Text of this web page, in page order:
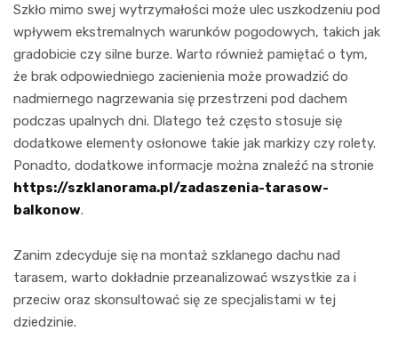
Szkło mimo swej wytrzymałości może ulec uszkodzeniu pod
wpływem ekstremalnych warunków pogodowych, takich jak
gradobicie czy silne burze. Warto również pamiętać o tym,
że brak odpowiedniego zacienienia może prowadzić do
nadmiernego nagrzewania się przestrzeni pod dachem
podczas upalnych dni. Dlatego też często stosuje się
dodatkowe elementy osłonowe takie jak markizy czy rolety.
Ponadto, dodatkowe informacje można znaleźć na stronie
https://szklanorama.pl/zadaszenia-tarasow-
balkonow.
Zanim zdecyduje się na montaż szklanego dachu nad
tarasem, warto dokładnie przeanalizować wszystkie za i
przeciw oraz skonsultować się ze specjalistami w tej
dziedzinie.